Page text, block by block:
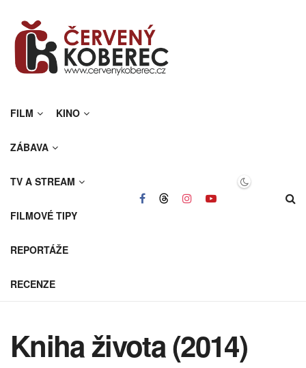
FILM KINO
ZÁBAVA
TV A STREAM
FILMOVÉ TIPY
REPORTÁŽE
RECENZE
Kniha života (2014)